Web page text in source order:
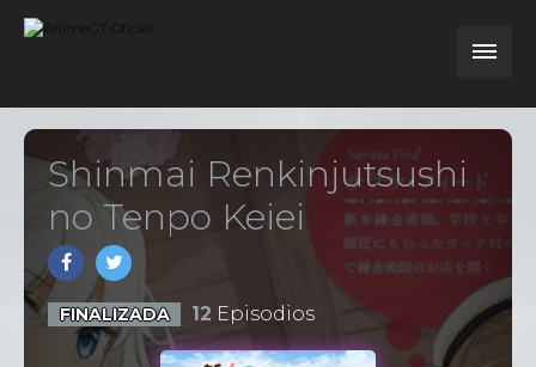
Shinmai Renkinjutsushi
no Tenpo Keiei
FINALIZADA 12 Episodios